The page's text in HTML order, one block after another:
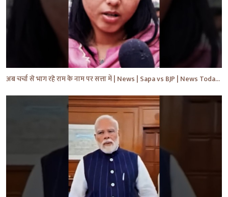
अब चर्चा से भाग रहे राम के नाम पर सत्ता में | News | Sapa vs BJP | News Today | Breaking #shorts #yt